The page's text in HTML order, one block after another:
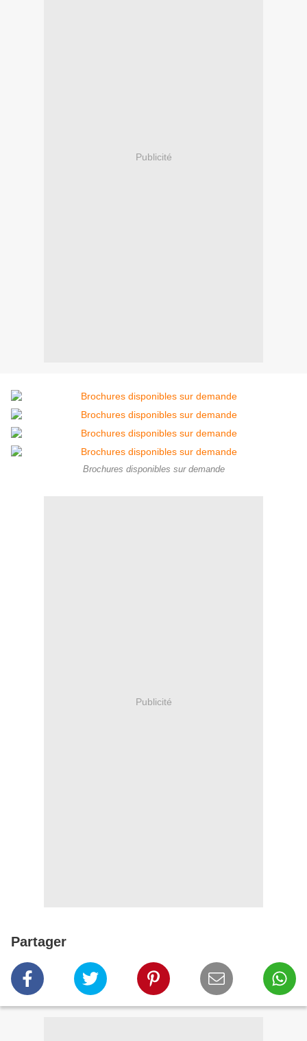
Publicité
Brochures disponibles sur demande
Publicité
Partager